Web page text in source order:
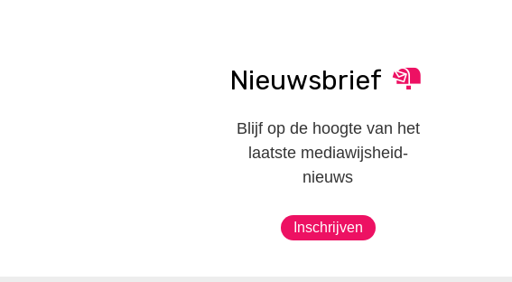
Nieuwsbrief
Blijf op de hoogte van het
laatste mediawijsheid-
nieuws
Inschrijven